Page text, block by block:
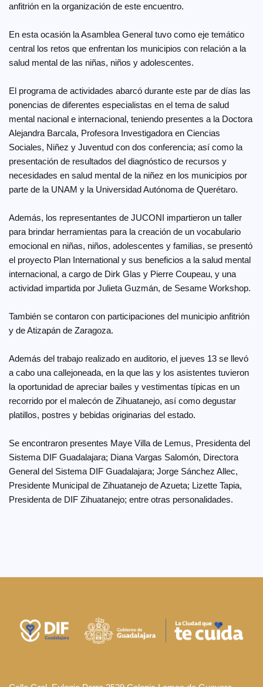
anfitrión en la organización de este encuentro.
En esta ocasión la Asamblea General tuvo como eje temático
central los retos que enfrentan los municipios con relación a la
salud mental de las niñas, niños y adolescentes.
El programa de actividades abarcó durante este par de días las
ponencias de diferentes especialistas en el tema de salud
mental nacional e internacional, teniendo presentes a la Doctora
Alejandra Barcala, Profesora Investigadora en Ciencias
Sociales, Niñez y Juventud con dos conferencia; así como la
presentación de resultados del diagnóstico de recursos y
necesidades en salud mental de la niñez en los municipios por
parte de la UNAM y la Universidad Autónoma de Querétaro.
Además, los representantes de JUCONI impartieron un taller
para brindar herramientas para la creación de un vocabulario
emocional en niñas, niños, adolescentes y familias, se presentó
el proyecto Plan International y sus beneficios a la salud mental
internacional, a cargo de Dirk Glas y Pierre Coupeau, y una
actividad impartida por Julieta Guzmán, de Sesame Workshop.
También se contaron con participaciones del municipio anfitrión
y de Atizapán de Zaragoza.
Además del trabajo realizado en auditorio, el jueves 13 se llevó
a cabo una callejoneada, en la que las y los asistentes tuvieron
la oportunidad de apreciar bailes y vestimentas típicas en un
recorrido por el malecón de Zihuatanejo, así como degustar
platillos, postres y bebidas originarias del estado.
Se encontraron presentes Maye Villa de Lemus, Presidenta del
Sistema DIF Guadalajara; Diana Vargas Salomón, Directora
General del Sistema DIF Guadalajara; Jorge Sánchez Allec,
Presidente Municipal de Zihuatanejo de Azueta; Lizette Tapia,
Presidenta de DIF Zihuatanejo; entre otras personalidades.